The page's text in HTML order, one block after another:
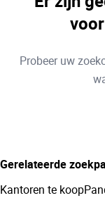
Kantoren Remove
Min. budget
Probeer uw
Gerelateerde
Kantoren te koop